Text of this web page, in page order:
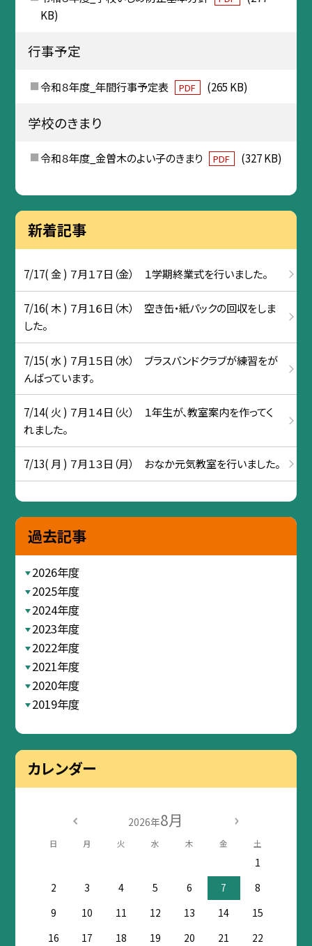
KB)
行事予定
令和８年度_年間行事予定表 PDF (265 KB)
学校のきまり
令和８年度_金曽木のよい子のきまり PDF (327 KB)
新着記事
7/17( 金 ) ７月１７日（金） １学期終業式を行いました。
7/16( 木 ) ７月１６日（木） 空き缶・紙パックの回収をしま
した。
7/15( 水 ) ７月１５日（水） ブラスバンドクラブが練習をが
んばっています。
7/14( 火 ) ７月１４日（火） １年生が、教室案内を作ってく
れました。
7/13( 月 ) ７月１３日（月） おなか元気教室を行いました。
過去記事
2026年度
2025年度
2024年度
2023年度
2022年度
2021年度
2020年度
2019年度
カレンダー
2026年8月
日 月 火 水 木 金 土
1
2
3 4 5 6 7
8
9
10 11 12 13 14
15
16
17 18 19 20 21
22